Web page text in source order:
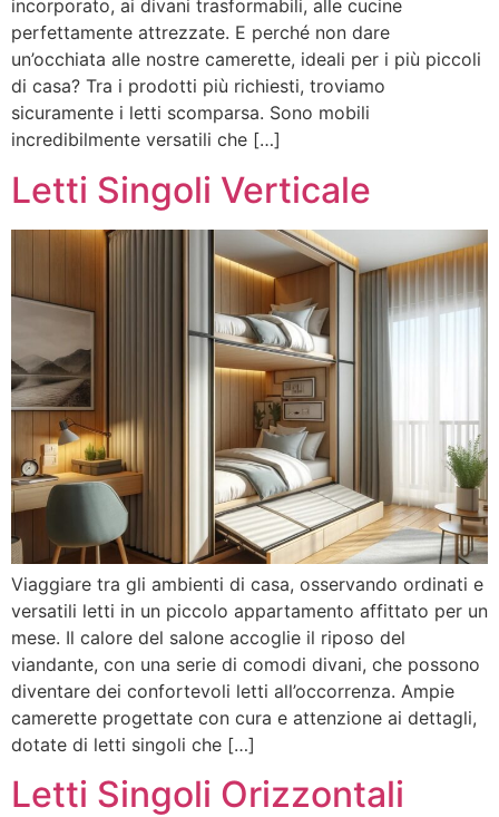
incorporato, ai divani trasformabili, alle cucine
perfettamente attrezzate. E perché non dare
un’occhiata alle nostre camerette, ideali per i più piccoli
di casa? Tra i prodotti più richiesti, troviamo
sicuramente i letti scomparsa. Sono mobili
incredibilmente versatili che […]
Letti Singoli Verticale
Viaggiare tra gli ambienti di casa, osservando ordinati e
versatili letti in un piccolo appartamento affittato per un
mese. Il calore del salone accoglie il riposo del
viandante, con una serie di comodi divani, che possono
diventare dei confortevoli letti all’occorrenza. Ampie
camerette progettate con cura e attenzione ai dettagli,
dotate di letti singoli che […]
Letti Singoli Orizzontali